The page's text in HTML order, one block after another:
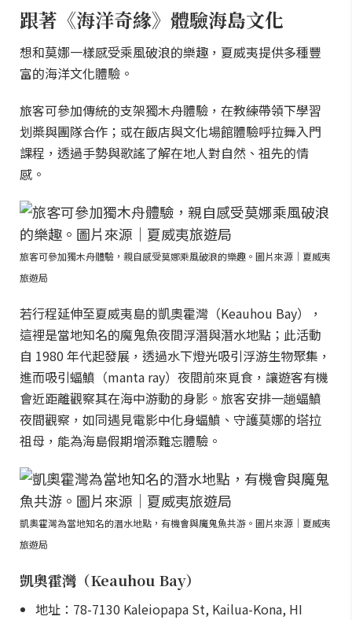
跟著《海洋奇緣》體驗海島文化
想和莫娜一樣感受乘風破浪的樂趣，夏威夷提供多種豐
富的海洋文化體驗。
旅客可參加傳統的支架獨木舟體驗，在教練帶領下學習
划槳與團隊合作；或在飯店與文化場館體驗呼拉舞入門
課程，透過手勢與歌謠了解在地人對自然、祖先的情
感。
旅客可參加獨木舟體驗，親自感受莫娜乘風破浪的樂趣。圖片來源｜夏威夷
旅遊局
若行程延伸至夏威夷島的凱奧霍灣（Keauhou Bay），
這裡是當地知名的魔鬼魚夜間浮潛與潛水地點；此活動
自 1980 年代起發展，透過水下燈光吸引浮游生物聚集，
進而吸引蝠鱝（manta ray）夜間前來覓食，讓遊客有機
會近距離觀察其在海中游動的身影。旅客安排一趟蝠鱝
夜間觀察，如同遇見電影中化身蝠鱝、守護莫娜的塔拉
祖母，能為海島假期增添難忘體驗。
凱奧霍灣為當地知名的潛水地點，有機會與魔鬼魚共游。圖片來源｜夏威夷
旅遊局
凱奧霍灣（Keauhou Bay）
地址：78-7130 Kaleiopapa St, Kailua-Kona, HI